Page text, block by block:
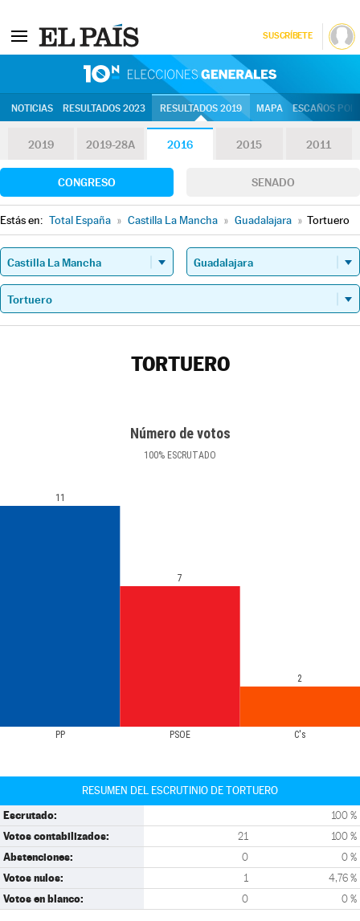
SUSCRÍBETE
NOTICIAS RESULTADOS 2023 RESULTADOS 2019 MAPA ESCAÑOS
2019 2019-28A 2016 2015 2011
CONGRESO SENADO
Estás en: Total España » Castilla La Mancha » Guadalajara » Tortuero
TORTUERO
Número de votos
100% ESCRUTADO
PP PSOE C's
11
7
2
RESUMEN DEL ESCRUTINIO DE TORTUERO
Escrutado: 100 %
Votos contabilizados: 21 100 %
Abstenciones: 0 0 %
Votos nulos: 1 4,76 %
Votos en blanco: 0 0 %